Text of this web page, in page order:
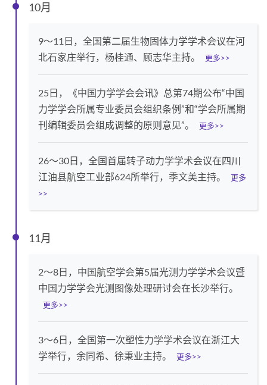
10月
9～11日，全国第二届生物固体力学学术会议在河
北石家庄举行，杨桂通、顾志华主持。
更多>>
25日，《中国力学学会会讯》总第74期公布“中国
力学学会所属专业委员会组织条例”和“学会所属期
刊编辑委员会组成调整的原则意见”。
更多>>
26～30日，全国首届转子动力学学术会议在四川
江油县航空工业部624所举行，季文美主持。
更多
>>
11月
2～8日，中国航空学会第5届光测力学学术会议暨
中国力学学会光测图像处理研讨会在长沙举行。
更多>>
3～6日，全国第一次塑性力学学术会议在浙江大
学举行，余同希、徐秉业主持。
更多>>